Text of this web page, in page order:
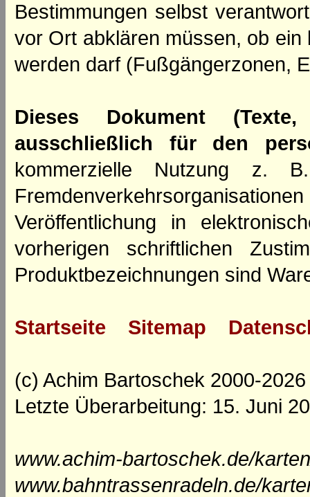
Bestimmungen selbst
vor Ort abklären müssen, ob
werden darf (Fußgängerzonen,
Dieses Dokument
ausschließlich für den
kommerzielle Nutzung z.
Veröffentlichung in
vorherigen schriftlichen
Produktbezeichnungen sind
Startseite Sitemap
(c) Achim Bartoschek 2000-2026
Letzte Überarbeitung: 15. Juni
www.achim-bartoschek.de/
www.bahntrassenradeln.de/